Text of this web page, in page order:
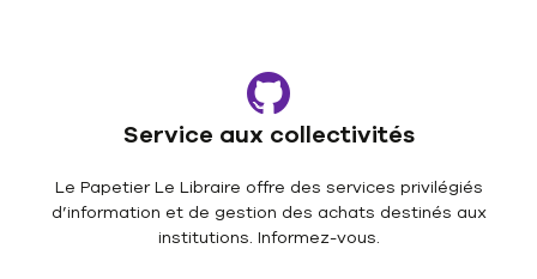
Service aux collectivités
Le Papetier Le Libraire offre des services privilégiés
d’information et de gestion des achats destinés aux
institutions. Informez-vous.